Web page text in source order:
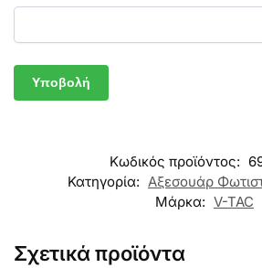
Κωδικός προϊόντος:
Κατηγορία: Αξεσουάρ
Μάρκα: V-TAC
Σχετικά προϊόντα